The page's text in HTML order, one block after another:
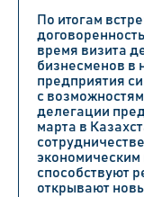
По итогам
время визита
бизнесменов в
предприятия
с
делегации
марта в
экономическим
способствуют
открывают